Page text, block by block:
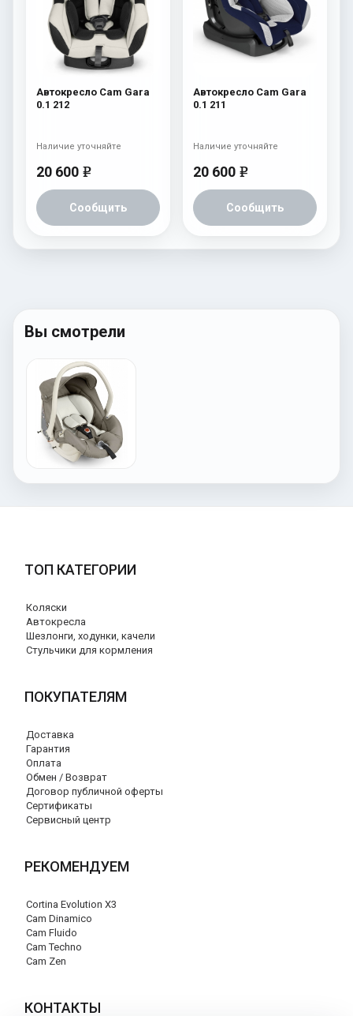
Автокресло Cam Gara
0.1 212
20 600 e
Сообщить
Наличие уточняйте
Автокресло Cam Gara
0.1 211
20 600 e
Сообщить
Наличие уточняйте
Вы смотрели
ТОП КАТЕГОРИИ
Коляски
Автокресла
Шезлонги, ходунки, качели
Стульчики для кормления
ПОКУПАТЕЛЯМ
Доставка
Гарантия
Оплата
Обмен / Возврат
Договор публичной оферты
Сертификаты
Сервисный центр
РЕКОМЕНДУЕМ
Cortina Evolution X3
Cam Dinamico
Cam Fluido
Cam Techno
Cam Zen
КОНТАКТЫ